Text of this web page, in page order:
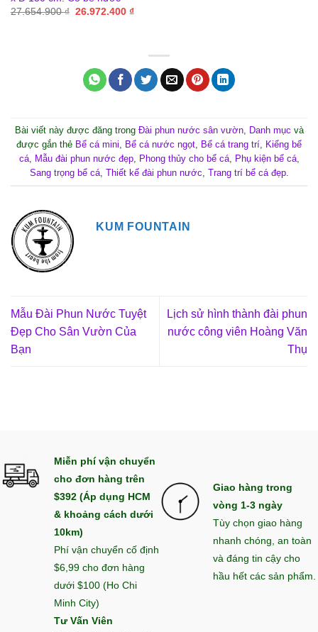
27.654.900₫ Giá
26.972.400 ₫Giá
Bài viết này được đăng trong Đài phun nước sân vườn, Danh mục và
được gắn thẻ Bể cá mini Bể cá nước ngọt Bể cá trang trí
Kiểng bể
cá, Mẫu đài phun nước đẹp, Phong thủy cho bể cá, Phụ kiện bể cá,
Sang trọng bể cá, Thiết kế đài phun nước Trang trí bể cá đẹp.
KUM FOUNTAIN
Mẫu Đài Phun Nước Tuyệt
Đẹp Cho Sân Vườn Của
Bạn
Lịch sử hình thành đài phun
nước công viên Hoàng Văn
Thụ
Miễn phí vận chuyển
cho đơn hàng trên
$392 (Áp dụng HCM
& khoảng cách dưới
10km)
Phí vận chuyển cố định
$6,99 cho đơn hàng
dưới $100 (Ho Chi
Minh City)
Giao hàng trong
vòng 1-3 ngày
Tùy chọn giao hàng
nhanh chóng, an toàn
và đáng tin cậy cho
hầu hết các sản phẩm.
Tư Vấn Viên